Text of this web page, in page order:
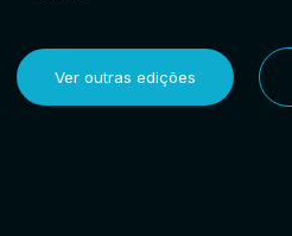
Ver outras edições